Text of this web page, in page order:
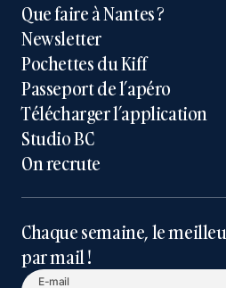
Que faire à Nantes ?
Newsletter
Pochettes du Kiff
Passeport de l’apéro
Télécharger l’application
Studio BC
On recrute
Chaque semaine, le
par mail !
E-mail